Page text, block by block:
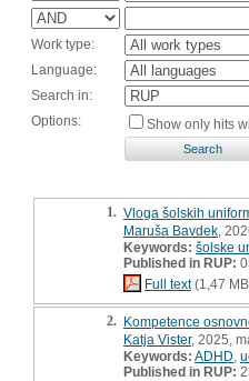
Work type:
Language:
Search in:
Options:
Show only hits
1. Vloga šolskih
Maruša Bavdek ,
Keywords: šolske
Published in RUP:
Full text(1,47
2. Kompetence
Katja Vister, 2025,
Keywords: ADHD
Published in RUP: